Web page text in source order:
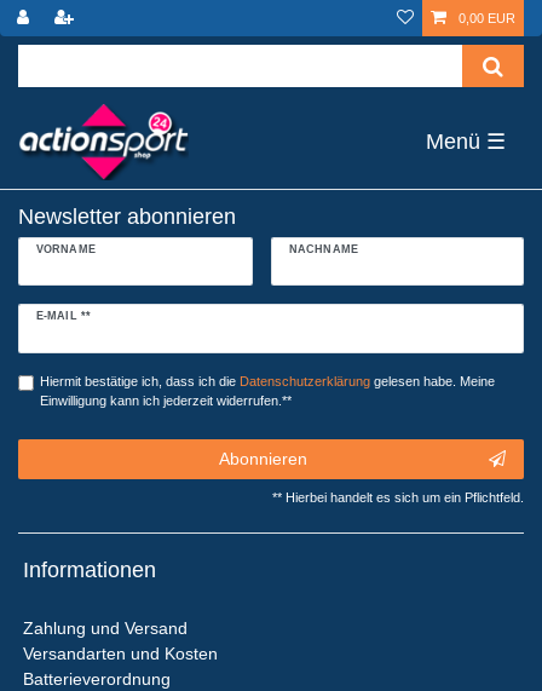
0,00 EUR
☰
Newsletter abonnieren
VORNAME NACHNAME
E-MAIL **
Newsletter
Hiermit bestätige ich, dass ich die Daten­schutz­erklärunggelesen habe. Meine
Einwilligung kann ich jederzeit widerrufen.**
Abonnieren
** Hierbei handelt es sich um ein Pflichtfeld.
Informationen
Zahlung und Versand
Versandarten und Kosten
Batterieverordnung